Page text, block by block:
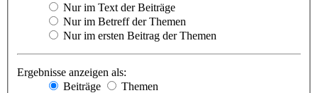
Nur im Text der Beiträge
Nur im Betreff der Themen
Nur im ersten Beitrag der Themen
Ergebnisse anzeigen als:
Beiträge
Themen